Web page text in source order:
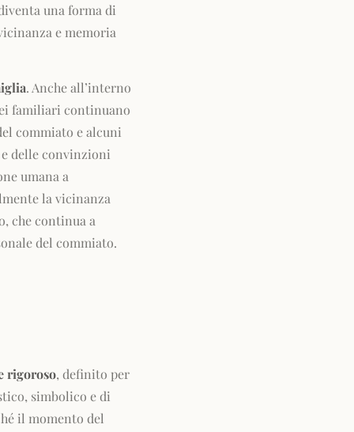
una forma di
e memoria
. Anche all’interno
familiari continuano
commiato e alcuni
delle convinzioni
umana a
la vicinanza
che continua a
del commiato.
rigoroso, definito per
simbolico e di
il momento del